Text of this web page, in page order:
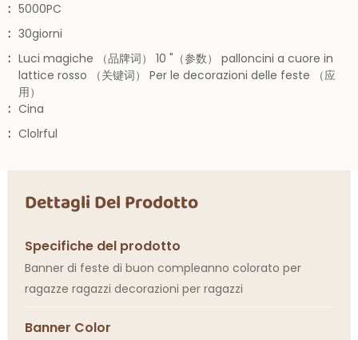
: 5000PC
: 30giorni
: Luci magiche （品牌词） 10 "（参数） palloncini a cuore in
lattice rosso （关键词） Per le decorazioni delle feste （应
用）
: Cina
: Clolrful
Dettagli Del Prodotto
Specifiche del prodotto
Banner di feste di buon compleanno colorato per
ragazze ragazzi decorazioni per ragazzi
Banner Color